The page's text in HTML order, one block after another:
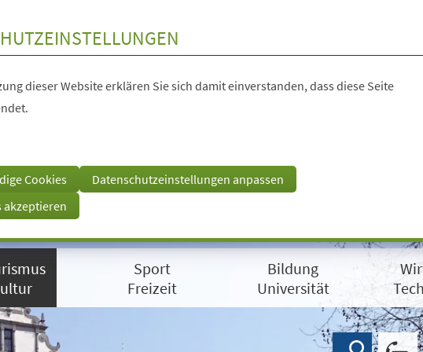
dieser Website erklären Sie sich damit einverstanden, dass diese Seite
Cookies
Datenschutzeinstellungen anpassen
akzeptieren
Sport
Freizeit
Bildung
Universität